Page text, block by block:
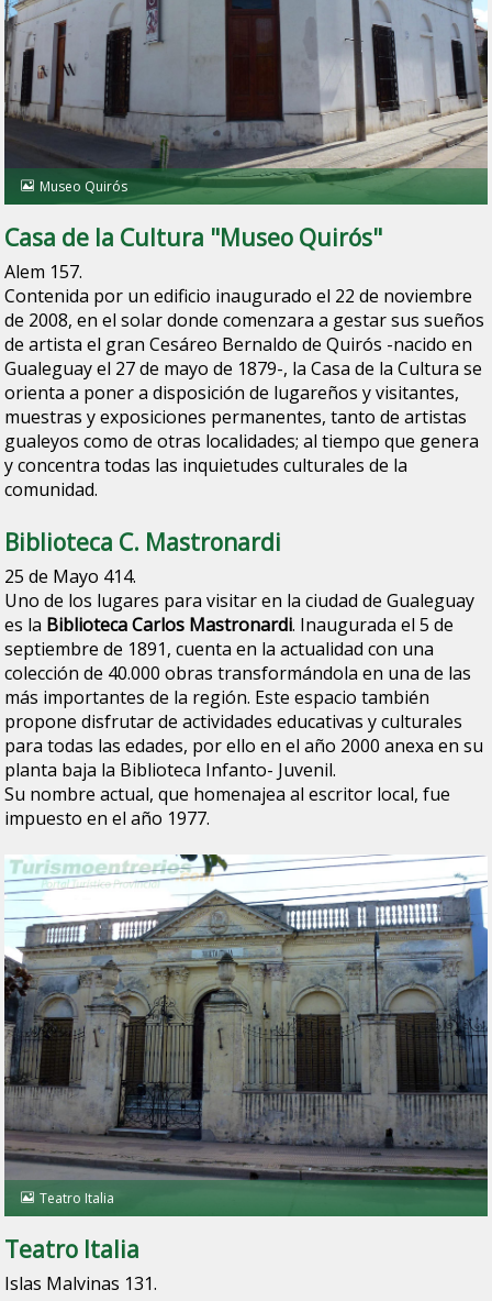
Museo Quirós
Casa de la Cultura "Museo Quirós"
Alem 157.
Contenida por un edificio inaugurado el 22 de noviembre
de 2008, en el solar donde comenzara a gestar sus sueños
de artista el gran Cesáreo Bernaldo de Quirós -nacido en
Gualeguay el 27 de mayo de 1879-, la Casa de la Cultura se
orienta a poner a disposición de lugareños y visitantes,
muestras y exposiciones permanentes, tanto de artistas
gualeyos como de otras localidades; al tiempo que genera
y concentra todas las inquietudes culturales de la
comunidad.
Biblioteca C. Mastronardi
25 de Mayo 414.
Uno de los lugares para visitar en la ciudad de Gualeguay
es la Biblioteca Carlos Mastronardi. Inaugurada el 5 de
septiembre de 1891, cuenta en la actualidad con una
colección de 40.000 obras transformándola en una de las
más importantes de la región. Este espacio también
propone disfrutar de actividades educativas y culturales
para todas las edades, por ello en el año 2000 anexa en su
planta baja la Biblioteca Infanto- Juvenil.
Su nombre actual, que homenajea al escritor local, fue
impuesto en el año 1977.
Teatro Italia
Teatro Italia
Islas Malvinas 131.